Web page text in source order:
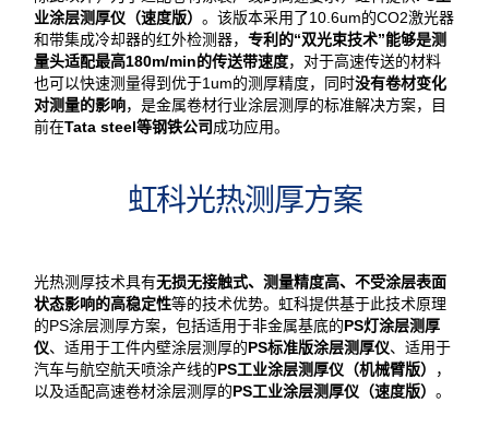
业涂层测厚仪（速度版）。该版本采用了10.6um的CO2激光器
和带集成冷却器的红外检测器，专利的“双光束技术”能够是测
量头适配最高180m/min的传送带速度，对于高速传送的材料
也可以快速测量得到优于1um的测厚精度，同时没有卷材变化
对测量的影响，是金属卷材行业涂层测厚的标准解决方案，目
前在Tata steel等钢铁公司成功应用。
虹科光热测厚方案
光热测厚技术具有无损无接触式、测量精度高、不受涂层表面
状态影响的高稳定性等的技术优势。虹科提供基于此技术原理
的PS涂层测厚方案，包括适用于非金属基底的PS灯涂层测厚
仪、适用于工件内壁涂层测厚的PS标准版涂层测厚仪、适用于
汽车与航空航天喷涂产线的PS工业涂层测厚仪（机械臂版）
，
以及适配高速卷材涂层测厚的PS工业涂层测厚仪（速度版）。